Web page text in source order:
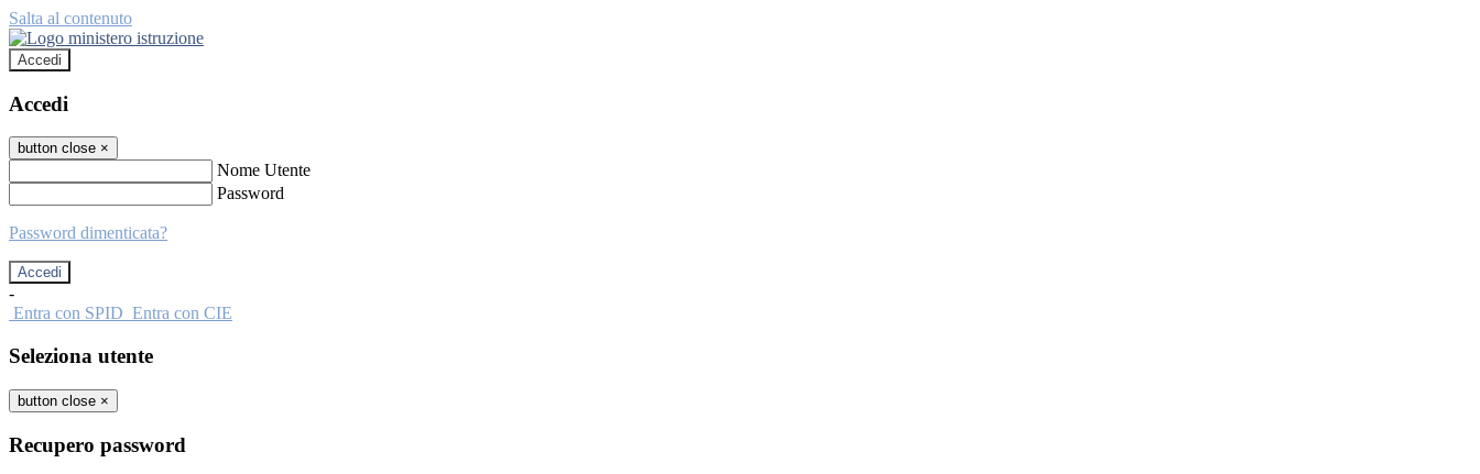
Salta al contenuto
Accedi
Accedi
button close ×
Nome Utente
Password
Password dimenticata?
-
Entra con SPID Entra con CIE
Seleziona utente
button close ×
Recupero password